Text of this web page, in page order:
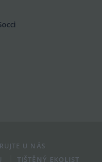
U NÁS
TIŠTĚNÝ EKOLIST